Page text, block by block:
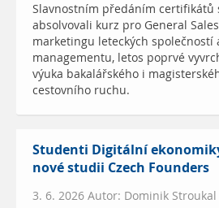
Slavnostním předáním
absolvovali kurz pro General
marketingu leteckých společností
managementu, letos poprvé
výuka bakalářského i
cestovního ruchu.
Studenti Digitální
nové studii Czech Founders
3. 6. 2026 Autor: Dominik Stroukal